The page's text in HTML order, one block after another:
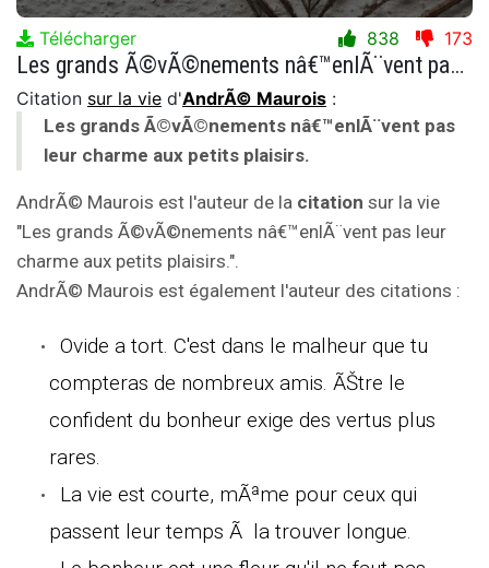
Télécharger 838 173
Les grands Ã©vÃ©nements nâ€™enlÃ¨vent pas leur charme aux petits plaisirs.
Citation sur la vie d'AndrÃ© Maurois :
Les grands Ã©vÃ©nements nâ€™enlÃ¨vent pas
leur charme aux petits plaisirs.
AndrÃ© Maurois est l'auteur de la citation sur la vie
"Les grands Ã©vÃ©nements nâ€™enlÃ¨vent pas leur
charme aux petits plaisirs.".
AndrÃ© Maurois est également l'auteur des citations :
Ovide a tort. C'est dans le malheur que tu
compteras de nombreux amis. ÃŠtre le
confident du bonheur exige des vertus plus
rares.
La vie est courte, mÃªme pour ceux qui
passent leur temps Ã la trouver longue.